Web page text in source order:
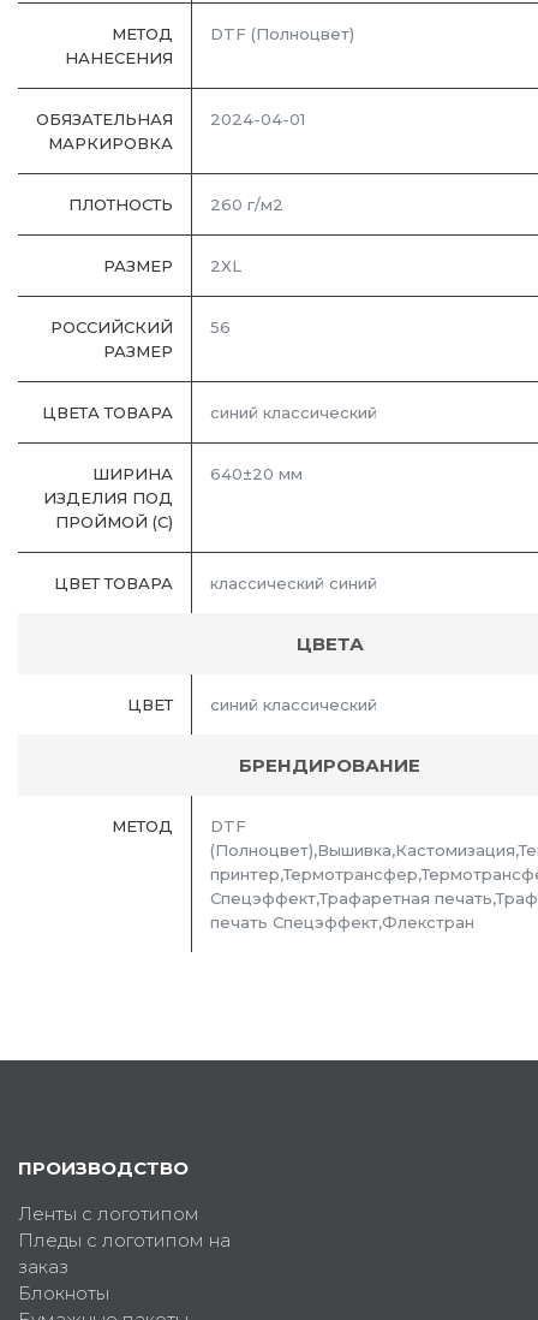
МЕТОД
НАНЕСЕНИЯ
DTF (Полноцвет)
ОБЯЗАТЕЛЬНАЯ
МАРКИРОВКА
2024-04-01
ПЛОТНОСТЬ 260 г/м2
РАЗМЕР 2XL
РОССИЙСКИЙ
РАЗМЕР
56
ЦВЕТА ТОВАРА синий классический
ШИРИНА
ИЗДЕЛИЯ ПОД
ПРОЙМОЙ (С)
640±20 мм
ЦВЕТ ТОВАРА классический синий
ЦВЕТА
ЦВЕТ синий классический
БРЕНДИРОВАНИЕ
МЕТОД
DTF
Спецэффект,Трафаретная
печать Спецэффект,Флекстран
ПРОИЗВОДСТВО
Ленты с логотипом
Пледы с логотипом на
заказ
Блокноты